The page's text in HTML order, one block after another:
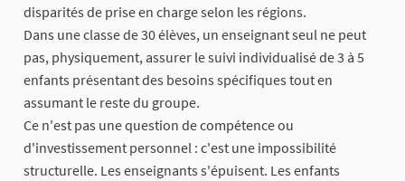
disparités de prise en charge selon les régions.
Dans une classe de 30 élèves, un enseignant seul ne peut
pas, physiquement, assurer le suivi individualisé de 3 à 5
enfants présentant des besoins spécifiques tout en
assumant le reste du groupe.
Ce n'est pas une question de compétence ou
d'investissement personnel : c'est une impossibilité
structurelle. Les enseignants s'épuisent. Les enfants